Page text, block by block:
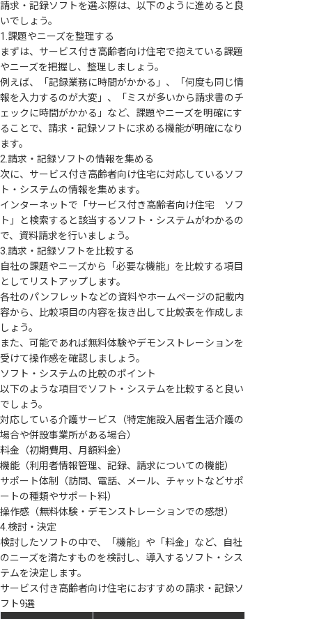
請求・記録ソフトを選ぶ際は、以下のように進めると良
いでしょう。
1.課題やニーズを整理する
まずは、サービス付き高齢者向け住宅で抱えている課題
やニーズを把握し、整理しましょう。
例えば、「記録業務に時間がかかる」、「何度も同じ情
報を入力するのが大変」、「ミスが多いから請求書のチ
ェックに時間がかかる」など、課題やニーズを明確にす
ることで、請求・記録ソフトに求める機能が明確になり
ます。
2.請求・記録ソフトの情報を集める
次に、サービス付き高齢者向け住宅に対応しているソフ
ト・システムの情報を集めます。
インターネットで「サービス付き高齢者向け住宅 ソフ
ト」と検索すると該当するソフト・システムがわかるの
で、資料請求を行いましょう。
3.請求・記録ソフトを比較する
自社の課題やニーズから「必要な機能」を比較する項目
としてリストアップします。
各社のパンフレットなどの資料やホームページの記載内
容から、比較項目の内容を抜き出して比較表を作成しま
しょう。
また、可能であれば無料体験やデモンストレーションを
受けて操作感を確認しましょう。
ソフト・システムの比較のポイント
以下のような項目でソフト・システムを比較すると良い
でしょう。
対応している介護サービス（特定施設入居者生活介護の
場合や併設事業所がある場合）
料金（初期費用、月額料金）
機能（利用者情報管理、記録、請求についての機能）
サポート体制（訪問、電話、メール、チャットなどサポ
ートの種類やサポート料）
操作感（無料体験・デモンストレーションでの感想）
4.検討・決定
検討したソフトの中で、「機能」や「料金」など、自社
のニーズを満たすものを検討し、導入するソフト・シス
テムを決定します。
サービス付き高齢者向け住宅におすすめの請求・記録ソ
フト9選